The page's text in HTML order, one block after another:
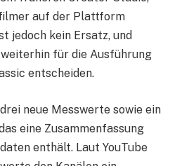
auf der Plattform
jedoch kein Ersatz, und
für die Ausführung
entscheiden.
neue Messwerte sowie ein
eine Zusammenfassung
enthält. Laut YouTube